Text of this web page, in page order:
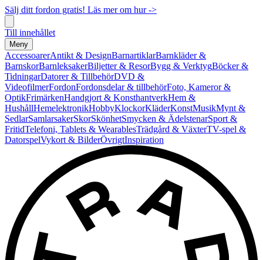
Sälj ditt fordon gratis! Läs mer om hur ->
Till innehållet
Meny
AccessoarerAntikt & DesignBarnartiklarBarnkläder &
BarnskorBarnleksakerBiljetter & ResorBygg & VerktygBöcker &
TidningarDatorer & TillbehörDVD &
VideofilmerFordonFordonsdelar & tillbehörFoto, Kameror &
OptikFrimärkenHandgjort & KonsthantverkHem &
HushållHemelektronikHobbyKlockorKläderKonstMusikMynt &
SedlarSamlarsakerSkorSkönhetSmycken & ÄdelstenarSport &
FritidTelefoni, Tablets & WearablesTrädgård & VäxterTV-spel &
DatorspelVykort & BilderÖvrigtInspiration